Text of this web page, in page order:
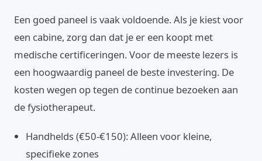
Een goed paneel is vaak voldoende. Als je kiest voor
een cabine, zorg dan dat je er een koopt met
medische certificeringen. Voor de meeste lezers is
een hoogwaardig paneel de beste investering. De
kosten wegen op tegen de continue bezoeken aan
de fysiotherapeut.
Handhelds (€50-€150): Alleen voor kleine,
specifieke zones